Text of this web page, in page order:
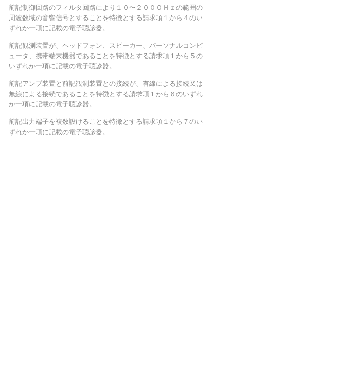
前記制御回路のフィルタ回路により１０〜２０００Ｈｚの範囲の
周波数域の音響信号とすることを特徴とする請求項１から４のい
ずれか一項に記載の電子聴診器。
前記観測装置が、ヘッドフォン、スピーカー、パーソナルコンピ
ュータ、携帯端末機器であることを特徴とする請求項１から５の
いずれか一項に記載の電子聴診器。
前記アンプ装置と前記観測装置との接続が、有線による接続又は
無線による接続であることを特徴とする請求項１から６のいずれ
か一項に記載の電子聴診器。
前記出力端子を複数設けることを特徴とする請求項１から７のい
ずれか一項に記載の電子聴診器。